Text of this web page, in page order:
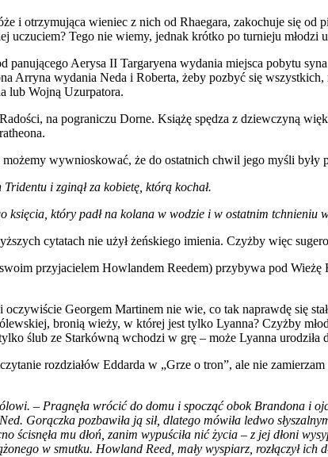
i otrzymująca wieniec z nich od Rhaegara, zakochuje się od
uczuciem? Tego nie wiemy, jednak krótko po turnieju młodzi
panującego Aerysa II Targaryena wydania miejsca pobytu
Arryna wydania Neda i Roberta, żeby pozbyć się
lub Wojną Uzurpatora.
na pograniczu Dorne. Książę spędza z dziewczyną
wywnioskować, że do ostatnich chwil jego myśli były
i zginął za kobietę, którą kochał.
księcia, który padł na kolana w wodzie i w ostatnim tchnieniu
cytatach nie użył żeńskiego imienia. Czyżby więc
przyjacielem Howlandem Reedem) przybywa pod
Georgem Martinem nie wie, co tak naprawdę się
bronią wieży, w której jest tylko Lyanna? Czyżby
ślub ze Starkówną wchodzi w grę – może Lyanna
rozdziałów Eddarda w „Grze o tron”, ale nie
– Pragnęła wrócić do domu i spocząć obok Brandona i
Gorączka pozbawiła ją sił, dlatego mówiła ledwo
ścisnęła mu dłoń, zanim wypuściła nić życia – z jej dłoni
w smutku. Howland Reed, mały wyspiarz, rozłączył ich